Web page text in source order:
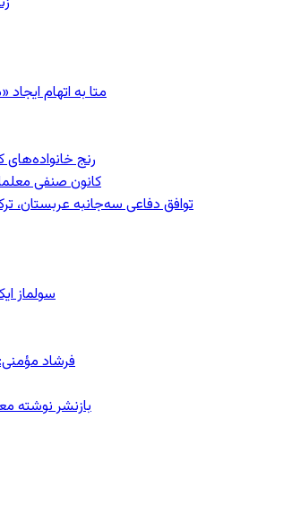
متا به اتهام ایجاد
رنج
کانون صنفی
توافق دفاعی سه‌جانبه عربستان،
سولماز
فرشاد
بازنشر نوشته